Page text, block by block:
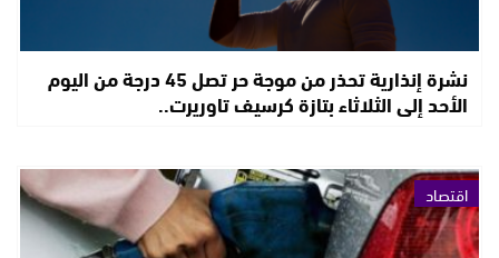
نشرة إنذارية تحذر من موجة حر تصل 45 درجة من اليوم
الأحد إلى الثلاثاء بتازة كرسيف تاوريرت..
اقتصاد